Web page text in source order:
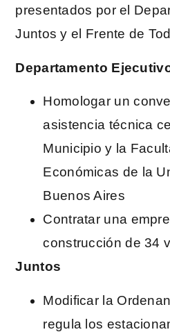
presentados por el
Juntos y el Frente de
Departamento
Homologar un
asistencia técnica
Municipio y la
Económicas de la
Buenos Aires
Contratar una
construcción de 34
Juntos
Modificar la
regula los